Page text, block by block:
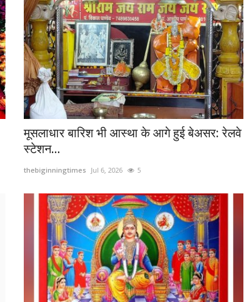
मूसलाधार बारिश भी आस्था के आगे हुई बेअसर: रेलवे
स्टेशन...
thebiginningtimes Jul 6, 2026 5